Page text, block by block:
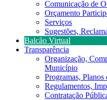
Comunicação de
Orçamento
Serviços
Sugestões,
Balcão Virtual
Transparência
Organização,
Município
Programas, Planos
Regulamentos,
Contratação